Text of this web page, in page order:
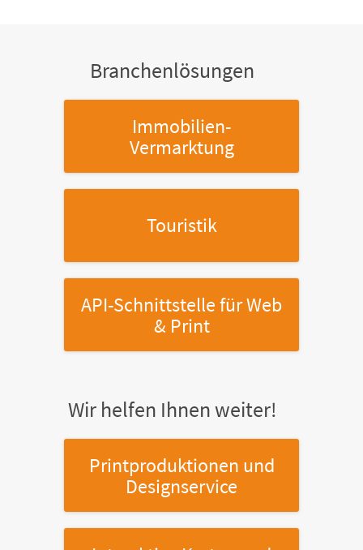
Branchenlösungen
Immobilien-
Vermarktung
Touristik
API-Schnittstellefür Web
& Print
Wir helfen Ihnen weiter!
Printproduktionen und
Designservice